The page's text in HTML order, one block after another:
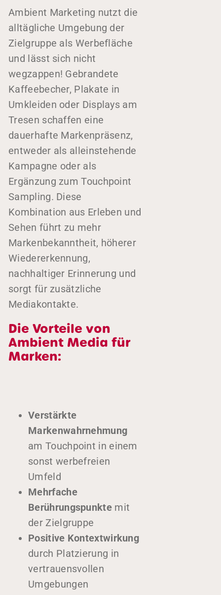
Ambient Marketing nutzt die
alltägliche Umgebung der
Zielgruppe als Werbefläche
und lässt sich nicht
wegzappen! Gebrandete
Kaffeebecher, Plakate in
Umkleiden oder Displays am
Tresen schaffen eine
dauerhafte Markenpräsenz,
entweder als alleinstehende
Kampagne oder als
Ergänzung zum Touchpoint
Sampling. Diese
Kombination aus Erleben und
Sehen führt zu mehr
Markenbekanntheit, höherer
Wiedererkennung,
nachhaltiger Erinnerung und
sorgt für zusätzliche
Mediakontakte.
Die Vorteile von
Ambient Media für
Marken:
Verstärkte
Markenwahrnehmung
am Touchpoint in einem
sonst werbefreien
Umfeld
Mehrfache
Berührungspunkte mit
der Zielgruppe
Positive Kontextwirkung
durch Platzierung in
vertrauensvollen
Umgebungen
Home
Leistungen
Nachhaltigkeit
Fallstudien
Blog
Karriere